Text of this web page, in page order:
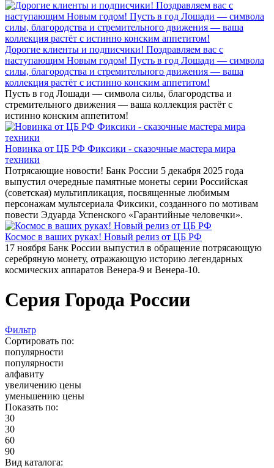
Дорогие клиенты и подписчики! Поздравляем вас с
наступающим Новым годом! Пусть в год Лошади — символа
силы, благородства и стремительного движения — ваша
коллекция растёт с истинно конским аппетитом!
Пусть в год Лошади — символа силы, благородства и
стремительного движения — ваша коллекция растёт с
истинно конским аппетитом!
Новинка от ЦБ РФ Фиксики - сказочные мастера мира
техники
Потрясающие новости! Банк России 5 декабря 2025 года
выпустил очередные памятные монеты серии Российская
(советская) мультипликация, посвященные любимым
персонажам мультсериала Фиксики, созданного по мотивам
повести Эдуарда Успенского «Гарантийные человечки».
Космос в ваших руках! Новый релиз от ЦБ РФ
17 ноября Банк России выпустил в обращение потрясающую
серебряную монету, отражающую историю легендарных
космических аппаратов Венера-9 и Венера-10.
Серия Города России
Фильтр
Сортировать по:
популярности
популярности
алфавиту
увеличению цены
уменьшению цены
Показать по:
30
30
60
90
Вид каталога: